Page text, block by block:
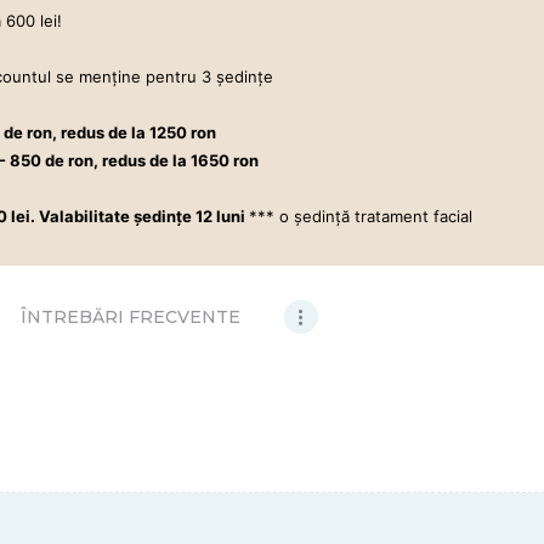
600 lei!
se menţine pentru 3 şedinţe
ron, redus de la 1250 ron
850 de ron, redus de la 1650 ron
lei. Valabilitate şedinţe 12 luni *** o şedinţă tratament facial
ÎNTREBĂRI FRECVENTE